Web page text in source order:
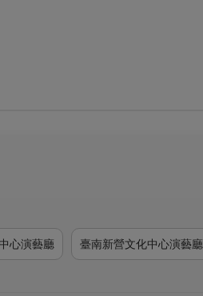
心演藝廳 臺南新營文化中心演藝廳